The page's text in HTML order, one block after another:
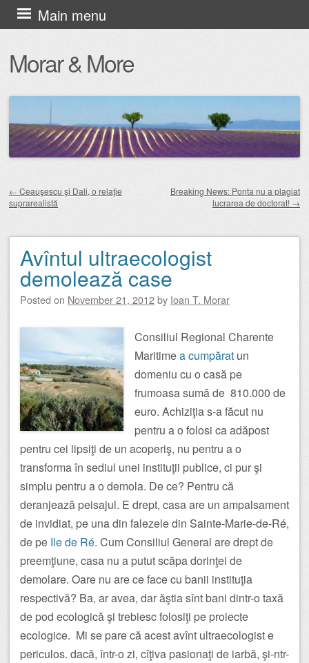
Morar & More
Main menu
Skip
to
content
Post navigation
← Ceauşescu şi Dali, o relaţie
suprarealistă
Breaking News: Ponta nu a plagiat
lucrarea de doctorat! →
Avîntul ultraecologist
demolează case
Posted on November 21, 2012by Ioan T. Morar
Consiliul Regional Charente
Maritimea cumpărat un
domeniu cu o casă pe
frumoasa sumă de 810.000 de
euro. Achiziţia s-a făcut nu
pentru a o folosi ca adăpost
pentru cei lipsiţi de un acoperiş, nu pentru a o
transforma în sediul unei instituţii publice, ci pur şi
simplu pentru a o demola. De ce? Pentru că
deranjează peisajul. E drept, casa are un ampalsament
de invidiat, pe una din falezele din Sainte-Marie-de-Ré,
de pe Ile de Ré. Cum Consiliul General are drept de
preemţiune, casa nu a putut scăpa dorinţei de
demolare. Oare nu are ce face cu banii instituţia
respectivă? Ba, ar avea, dar ăştia sînt bani dintr-o taxă
de pod ecologică şi trebiesc folosiţi pe proiecte
ecologice. Mi se pare că acest avînt ultraecologist e
periculos. dacă, într-o zi, cîţiva pasionaţi de iarbă, şi-ntr-